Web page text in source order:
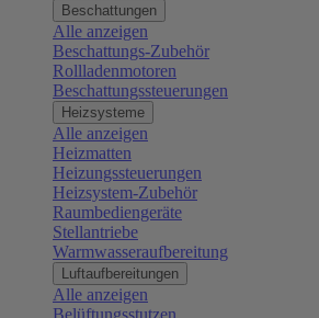
Beschattungen
Alle anzeigen
Beschattungs-Zubehör
Rollladenmotoren
Beschattungssteuerungen
Heizsysteme
Alle anzeigen
Heizmatten
Heizungssteuerungen
Heizsystem-Zubehör
Raumbediengeräte
Stellantriebe
Warmwasseraufbereitung
Luftaufbereitungen
Alle anzeigen